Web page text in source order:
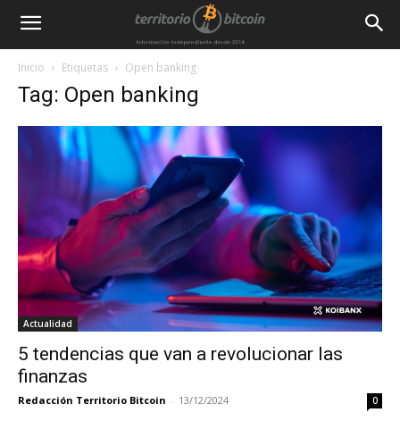
Inicio Etiquetas Open banking
Tag: Open banking
Actualidad
5 tendencias que van a revolucionar las
finanzas
Redacción Territorio Bitcoin - 13/12/2024 0